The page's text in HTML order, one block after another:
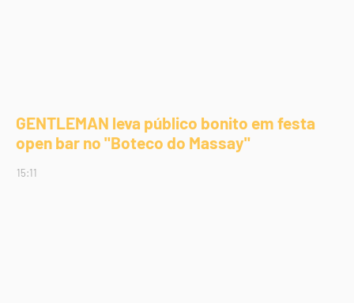
GENTLEMAN leva público bonito em festa
open bar no "Boteco do Massay"
15:11